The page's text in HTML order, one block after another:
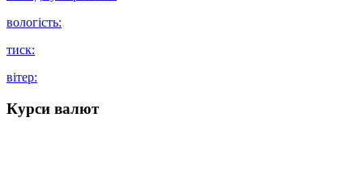
вологість:
тиск:
вітер:
Курси валют